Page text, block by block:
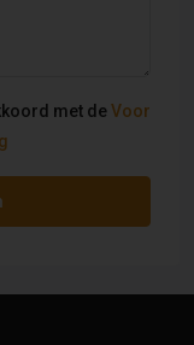
met deVoor